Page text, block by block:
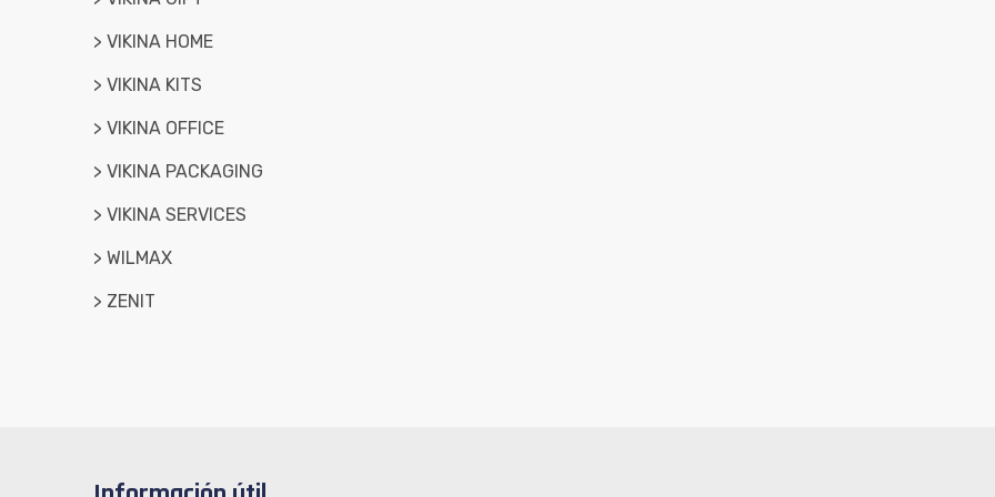
> VIKINA HOME
> VIKINA KITS
> VIKINA OFFICE
> VIKINA PACKAGING
> VIKINA SERVICES
> WILMAX
> ZENIT